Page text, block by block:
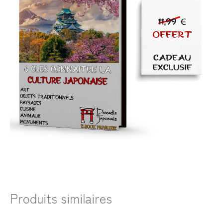
Produits similaires